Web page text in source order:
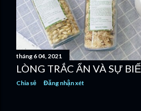
tháng 6 04, 2021
LÒNG TRẮC ẨN VÀ SỰ
Chia sẻ Đăng nhận xét